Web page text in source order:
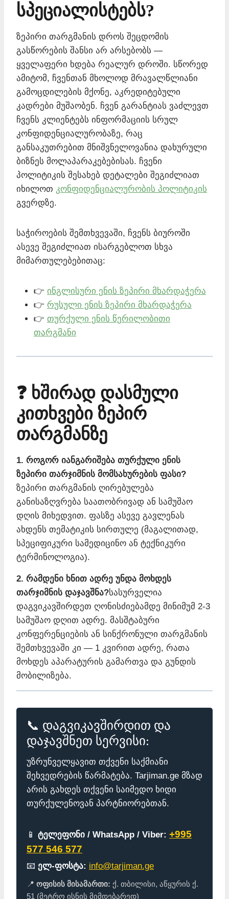
სპეციალისტებს?
ზეპირი თარგმანის დროს შეცდომის
გასწორების შანსი არ არსებობს —
ყველაფერი ხდება რეალურ დროში. სწორედ
ამიტომ, ჩვენთან მხოლოდ მრავალწლიანი
გამოცდილების მქონე, აკრედიტებული
კადრები მუშაობენ. ჩვენ გარანტიას ვაძლევთ
ჩვენს კლიენტებს ინფორმაციის სრულ
კონფიდენციალურობაზე, რაც
განსაკუთრებით მნიშვნელოვანია დახურული
ბიზნეს მოლაპარაკებებისას. ჩვენი
პოლიტიკის შესახებ დეტალები შეგიძლიათ
იხილოთ კონფიდენციალურობის პოლიტიკის
გვერდზე.
საჭიროების შემთხვევაში, ჩვენს ბიუროში
ასევე შეგიძლიათ ისარგებლოთ სხვა
მიმართულებებითაც:
👉 ინგლისური ენის ზეპირი მხარდაჭერა
👉 რუსული ენის ზეპირი მხარდაჭერა
👉 თურქული ენის წერილობითი
თარგმანი
❓ ხშირად დასმული
კითხვები ზეპირ
თარგმანზე
1. როგორ იანგარიშება თურქული ენის
ზეპირი თარჯიმნის მომსახურების ფასი?
ზეპირი თარგმანის ღირებულება
განისაზღვრება საათობრივად ან სამუშაო
დღის მიხედვით. ფასზე ასევე გავლენას
ახდენს თემატიკის სირთულე (მაგალითად,
სპეციფიკური სამედიცინო ან ტექნიკური
ტერმინოლოგია).
2. რამდენი ხნით ადრე უნდა მოხდეს
თარჯიმნის დაჯავშნა?სასურველია
დაგვიკავშირდეთ ღონისძიებამდე მინიმუმ 2-3
სამუშაო დღით ადრე. მასშტაბური
კონფერენციების ან სინქრონული თარგმანის
შემთხვევაში კი — 1 კვირით ადრე, რათა
მოხდეს აპარატურის გამართვა და გუნდის
მობილიზება.
📞 დაგვიკავშირდით და
დაჯავშნეთ სერვისი:
უზრუნველყავით თქვენი საქმიანი
შეხვედრების წარმატება. Tarjiman.ge მზად
არის გახდეს თქვენი საიმედო ხიდი
თურქულენოვან პარტნიორებთან.
📱 ტელეფონი / WhatsApp / Viber: +995
577 546 577
📧 ელ-ფოსტა: info@tarjiman.ge
📍 ოფისის მისამართი: ქ. თბილისი, აწყურის ქ.
51 (მეტრო ისნის მიმდებარედ)